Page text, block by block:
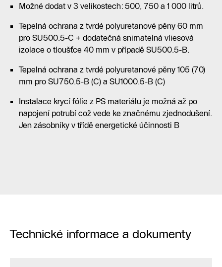
Možné dodat v 3 velikostech: 500, 750 a 1 000 litrů.
Tepelná ochrana z tvrdé polyuretanové pěny 60 mm
pro SU500.5-C + dodatečná snimatelná vliesová
izolace o tloušťce 40 mm v případě SU500.5-B.
Tepelná ochrana z tvrdé polyuretanové pěny 105 (70)
mm pro SU750.5-B (C) a SU1000.5-B (C)
Instalace krycí fólie z PS materiálu je možná až po
napojení potrubí což vede ke značnému zjednodušení.
Jen zásobníky v třídě energetické účinnosti B
Technické informace a dokumenty